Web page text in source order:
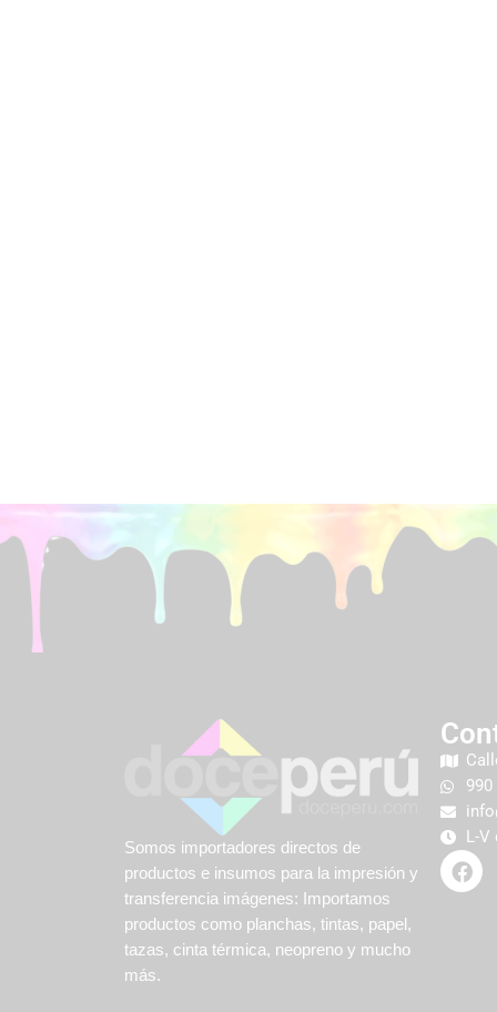
Somos importadores directos de
productos e insumos para la impresión y
transferencia imágenes: Importamos
productos como planchas, tintas, papel,
tazas, cinta térmica, neopreno y mucho
más.
990
L-V